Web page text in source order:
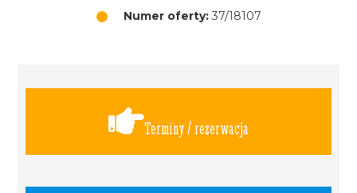
Numer oferty:37/18107
Terminy / rezerwacja